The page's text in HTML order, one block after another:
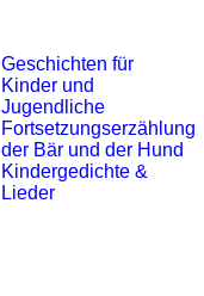
Geschichten für
Kinder und
Jugendliche
Fortsetzungserzählung
der Bär und der Hund
Kindergedichte &
Lieder